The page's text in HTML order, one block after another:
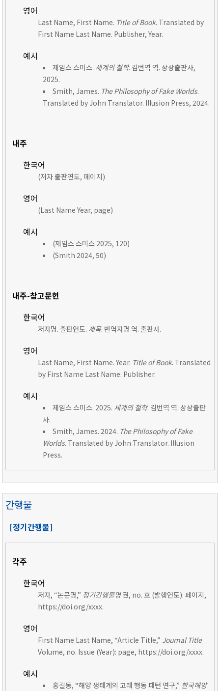
영어
Last Name, First Name. Title of Book. Translated by
First Name Last Name. Publisher, Year.
예시
제임스 스미스. 세계의 철학. 김번역 역. 상상출판사,
2025.
Smith, James. The Philosophy of Fake Worlds.
Translated by John Translator. Illusion Press, 2024.
내주
한국어
(저자 출판연도, 페이지)
영어
(Last Name Year, page)
예시
(제임스 스미스 2025, 120)
(Smith 2024, 50)
내주-참고문헌
한국어
저자명. 출판연도. 제목. 번역자명 역. 출판사.
영어
Last Name, First Name. Year. Title of Book. Translated
by First Name Last Name. Publisher.
예시
제임스 스미스. 2025. 세계의 철학. 김번역 역. 상상출판
사.
Smith, James. 2024. The Philosophy of Fake
Worlds. Translated by John Translator. Illusion
Press.
간행물
[정기간행물]
각주
한국어
저자, “논문명,” 정기간행물명권, no. 호 (발행연도): 페이지,
https://doi.org/xxxx.
영어
First Name Last Name, “Article Title,” Journal Title
Volume, no. Issue (Year): page, https://doi.org/xxxx.
예시
홍길동, “해양 생태계의 고래 행동 패턴 연구,” 한국해양